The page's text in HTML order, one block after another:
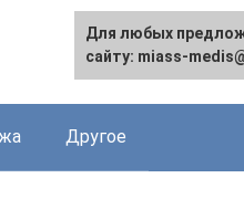
Другое
Для любых
сайту: miass-